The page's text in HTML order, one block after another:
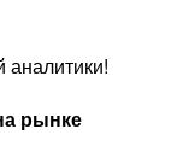
аналитики!
рынке